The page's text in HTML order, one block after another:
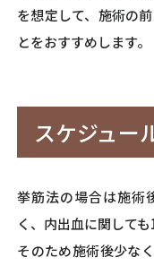
を想定して、施術の
とをおすすめします。
スケジュー
挙筋法の場合は施術
く、内出血に関して
そのため施術後少な